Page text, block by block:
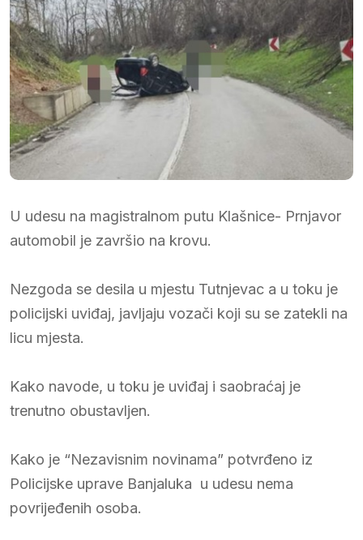
U udesu na magistralnom putu Klašnice- Prnjavor
automobil je završio na krovu.
Nezgoda se desila u mjestu Tutnjevac a u toku je
policijski uviđaj, javljaju vozači koji su se zatekli na
licu mjesta.
Kako navode, u toku je uviđaj i saobraćaj je
trenutno obustavljen.
Kako je “Nezavisnim novinama” potvrđeno iz
Policijske uprave Banjaluka u udesu nema
povrijeđenih osoba.